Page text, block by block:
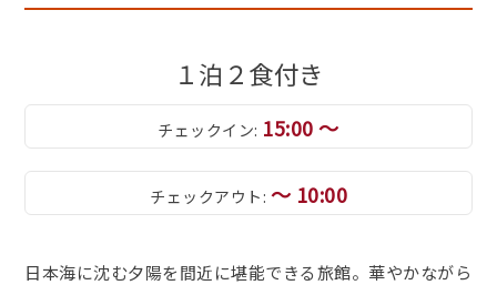
１泊２食付き
チェックイン: 15:00 ～
チェックアウト: ～ 10:00
日本海に沈む夕陽を間近に堪能できる旅館。華やかながら